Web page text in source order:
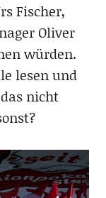
Fischer,
Oliver
würden.
lesen und
nicht